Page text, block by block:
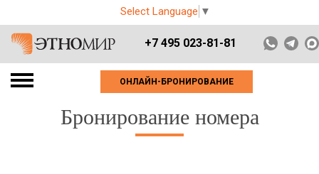
Select Language ▼
+7 495 023-81-81
ОНЛАЙН-БРОНИРОВАНИЕ
Бронирование номера